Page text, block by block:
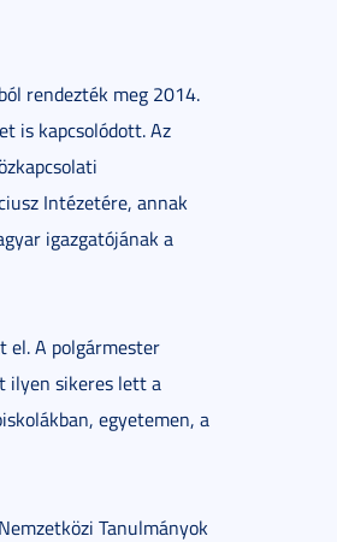
rendezték meg 2014.
is kapcsolódott. Az
Intézetére, annak
igazgatójának a
el. A polgármester
ilyen sikeres lett a
egyetemen, a
Tanulmányok